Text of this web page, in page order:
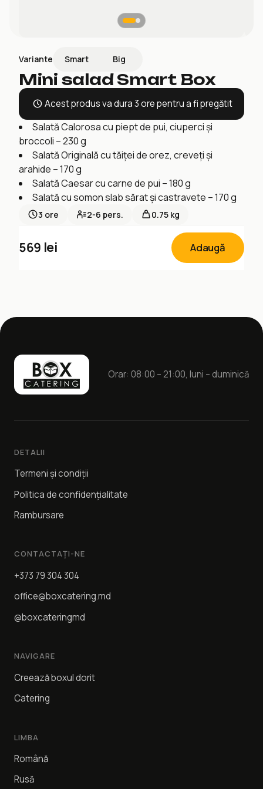
Variante Smart Big
Mini salad Smart Box
Acest produs va dura 3 ore pentru a fi pregătit
Salată Calorosa cu piept de pui, ciuperci și
broccoli – 230 g
Salată Originală cu tăiței de orez, creveți și
arahide – 170 g
Salată Caesar cu carne de pui – 180 g
Salată cu somon slab sărat și castravete – 170 g
3 ore 2-6 pers. 0.75 kg
569 lei Adaugă
Orar: 08:00 – 21:00, luni – duminică
DETALII
Termeni și condiții
Politica de confidențialitate
Rambursare
CONTACTAȚI-NE
+373 79 304 304
office@boxcatering.md
@boxcateringmd
NAVIGARE
Creează boxul dorit
Catering
LIMBA
Română
Rusă